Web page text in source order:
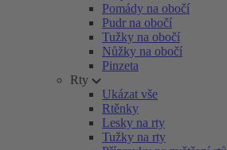
Pomády na obočí
Pudr na obočí
Tužky na obočí
Nůžky na obočí
Pinzeta
Rty
Ukázat vše
Rtěnky
Lesky na rty
Tužky na rty